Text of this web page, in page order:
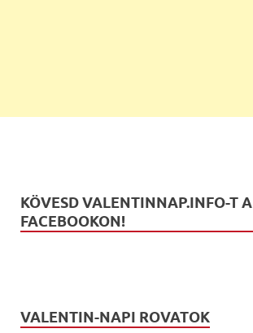
KÖVESD VALENTINNAP.INFO-T A
FACEBOOKON!
VALENTIN-NAPI ROVATOK